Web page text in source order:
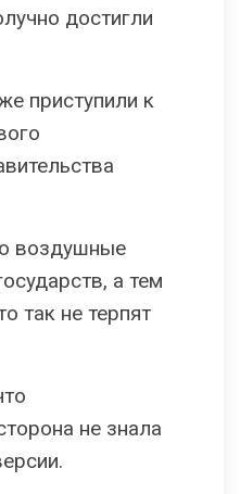
достигли
приступили к
воздушные
а тем
так не терпят
не знала